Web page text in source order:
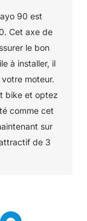
90 est
Cet axe de
le bon
à installer, il
moteur.
bike et optez
comme cet
sur
de 3